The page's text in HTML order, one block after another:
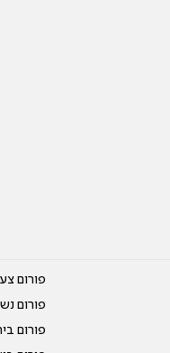
פורום
פורום
פורום